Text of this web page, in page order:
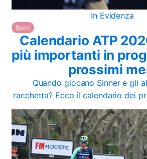
In Evidenza
Sport
Calendario ATP
più importanti in
prossimi
Quando giocano Sinner e gli
racchetta? Ecco il calendario dei